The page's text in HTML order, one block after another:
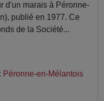
d'un marais à Péronne-
publié en 1977. Ce
de la Société...
Péronne-en-Mélantois